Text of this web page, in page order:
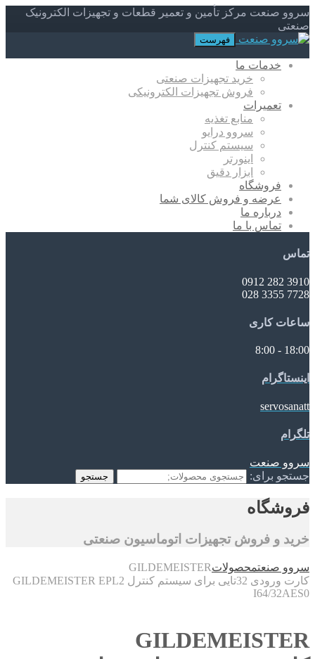
سروو صنعت مرکز تأمین و تعمیر قطعات و تجهیزات الکترونیک
صنعتی
فهرست
خدمات ما
خرید تجهیزات صنعتی
فروش تجهیزات الکترونیکی
تعمیرات
منابع تغذیه
سروو درایو
سیستم کنترل
اینورتر
ابزار دقیق
فروشگاه
عرضه و فروش کالای شما
درباره ما
تماس با ما
تماس
3910 282 0912
7728 3355 028
ساعات کاری
18:00 - 8:00
اینستاگرام
servosanatt
تلگرام
سروو صنعت
جستجو برای:
جستجو
فروشگاه
خرید و فروش تجهیزات اتوماسیون صنعتی
سروو صنعتمحصولاتGILDEMEISTER
کارت ورودی 32تایی برای سیستم کنترل GILDEMEISTER EPL2
I64/32AES0
GILDEMEISTER